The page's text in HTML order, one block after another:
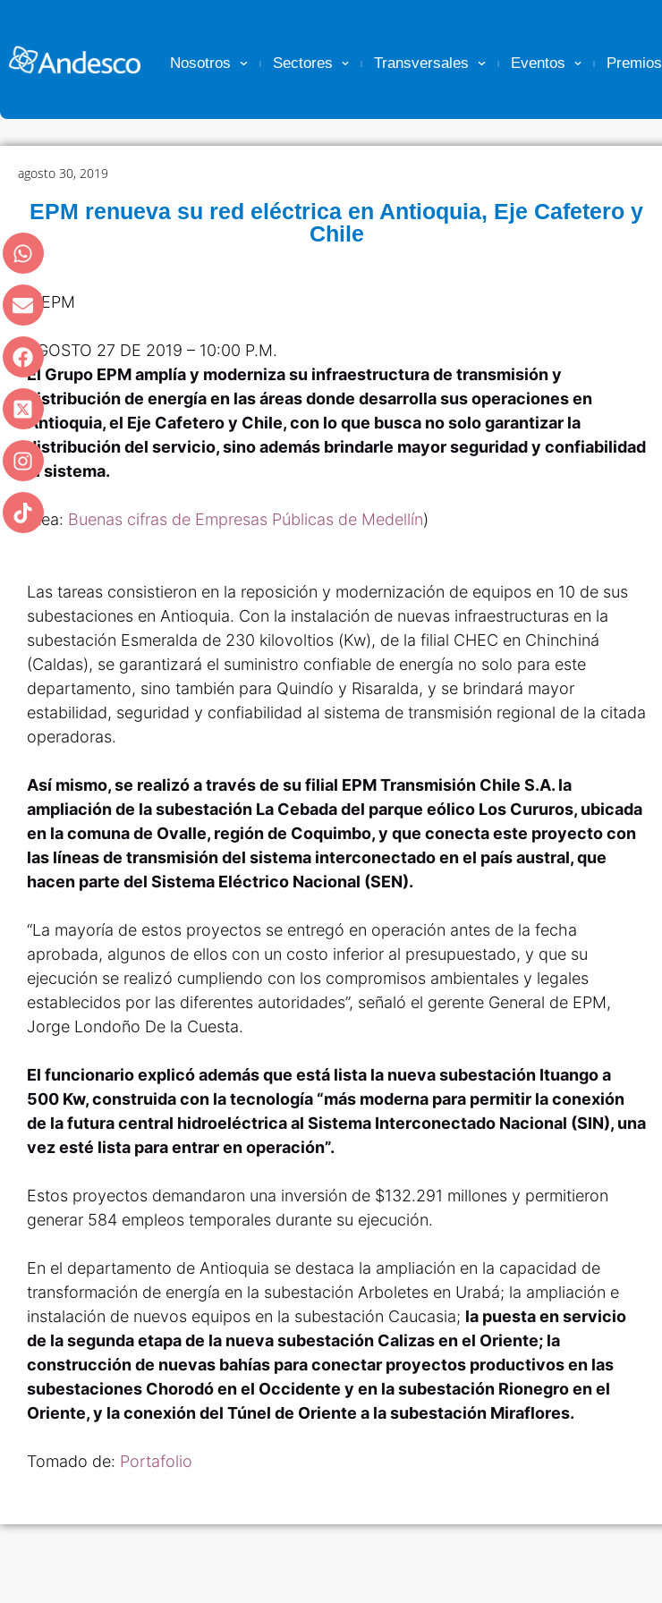
Nosotros Sectores Transversales Eventos Premios
agosto 30, 2019
EPM renueva su red eléctrica en Antioquia, Eje Cafetero y
Chile
AGOSTO 27 DE 2019 – 10:00 P.M.
El Grupo EPM amplía y moderniza su infraestructura de transmisión y
distribución de energía en las áreas donde desarrolla sus operaciones en
Antioquia, el Eje Cafetero y Chile, con lo que busca no solo garantizar la
distribución del servicio, sino además brindarle mayor seguridad y confiabilidad
al sistema.
(Lea: Buenas cifras de Empresas Públicas de Medellín)
Las tareas consistieron en la reposición y modernización de equipos en 10 de sus
subestaciones en Antioquia. Con la instalación de nuevas infraestructuras en la
subestación Esmeralda de 230 kilovoltios (Kw), de la filial CHEC en Chinchiná
(Caldas), se garantizará el suministro confiable de energía no solo para este
departamento, sino también para Quindío y Risaralda, y se brindará mayor
estabilidad, seguridad y confiabilidad al sistema de transmisión regional de la citada
operadoras.
Así mismo, se realizó a través de su filial EPM Transmisión Chile S.A. la
ampliación de la subestación La Cebada del parque eólico Los Cururos, ubicada
en la comuna de Ovalle, región de Coquimbo, y que conecta este proyecto con
las líneas de transmisión del sistema interconectado en el país austral, que
hacen parte del Sistema Eléctrico Nacional (SEN).
“La mayoría de estos proyectos se entregó en operación antes de la fecha
aprobada, algunos de ellos con un costo inferior al presupuestado, y que su
ejecución se realizó cumpliendo con los compromisos ambientales y legales
establecidos por las diferentes autoridades”, señaló el gerente General de EPM,
Jorge Londoño De la Cuesta.
El funcionario explicó además que está lista la nueva subestación Ituango a
500 Kw, construida con la tecnología “más moderna para permitir la conexión
de la futura central hidroeléctrica al Sistema Interconectado Nacional (SIN), una
vez esté lista para entrar en operación”.
Estos proyectos demandaron una inversión de $132.291 millones y permitieron
generar 584 empleos temporales durante su ejecución.
En el departamento de Antioquia se destaca la ampliación en la capacidad de
transformación de energía en la subestación Arboletes en Urabá; la ampliación e
instalación de nuevos equipos en la subestación Caucasia; la puesta en servicio
de la segunda etapa de la nueva subestación Calizas en el Oriente; la
construcción de nuevas bahías para conectar proyectos productivos en las
subestaciones Chorodó en el Occidente y en la subestación Rionegro en el
Oriente, y la conexión del Túnel de Oriente a la subestación Miraflores.
Tomado de: Portafolio